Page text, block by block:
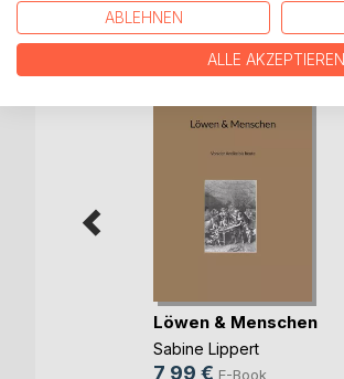
WEITERE
Löwen & Menschen
Sabine Lippert
7,99 € E-Book
ABLEHNEN
ALLE AKZEPTIEREN